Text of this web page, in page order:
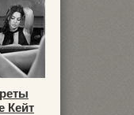
Кейт